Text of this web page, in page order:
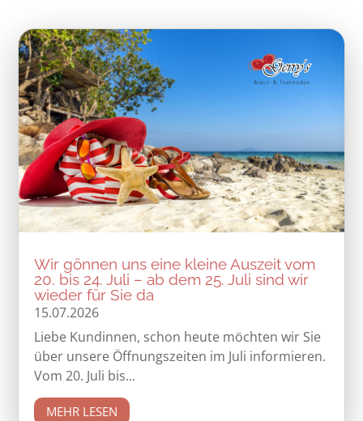
Wir gönnen uns eine kleine Auszeit vom
20. bis 24. Juli – ab dem 25. Juli sind wir
wieder für Sie da
15.07.2026
Liebe Kundinnen, schon heute möchten wir Sie
über unsere Öffnungszeiten im Juli informieren.
Vom 20. Juli bis...
MEHR LESEN